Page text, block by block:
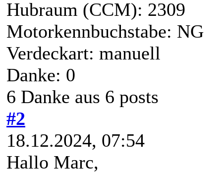
Hubraum (CCM): 2309
Motorkennbuchstabe: NG
Verdeckart: manuell
Danke: 0
6 Danke aus 6 posts
#2
18.12.2024, 07:54
Hallo Marc,